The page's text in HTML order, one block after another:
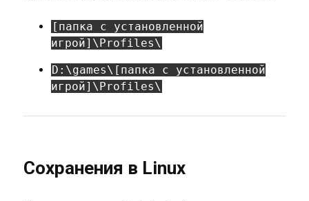
[папка с установленной
игрой]\Profiles\
D:\games\[папка с установленной
игрой]\Profiles\
Сохранения в Linux